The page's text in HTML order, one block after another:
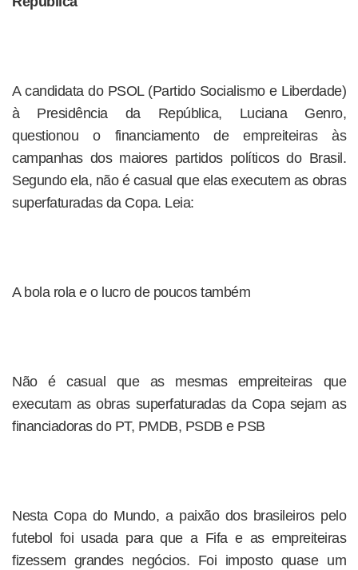
A candidata do PSOL (Partido Socialismo e Liberdade)
à Presidência da República, Luciana Genro,
questionou o financiamento de empreiteiras às
campanhas dos maiores partidos políticos do Brasil.
Segundo ela, não é casual que elas executem as obras
superfaturadas da Copa. Leia:
A bola rola e o lucro de poucos também
Não é casual que as mesmas empreiteiras que
executam as obras superfaturadas da Copa sejam as
financiadoras do PT, PMDB, PSDB e PSB
Nesta Copa do Mundo, a paixão dos brasileiros pelo
futebol foi usada para que a Fifa e as empreiteiras
fizessem grandes negócios. Foi imposto quase um